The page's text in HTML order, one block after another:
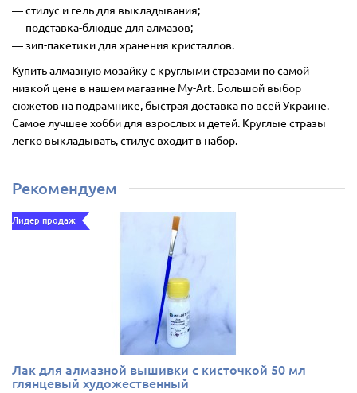
― стилус и гель для выкладывания;
― подставка-блюдце для алмазов;
― зип-пакетики для хранения кристаллов.
Купить алмазную мозайку с круглыми стразами по самой
низкой цене в нашем магазине My-Art. Большой выбор
сюжетов на подрамнике, быстрая доставка по всей Украине.
Самое лучшее хобби для взрослых и детей. Круглые стразы
легко выкладывать, стилус входит в набор.
Рекомендуем
Лидер продаж
Лак для алмазной вышивки с кисточкой 50 мл
глянцевый художественный